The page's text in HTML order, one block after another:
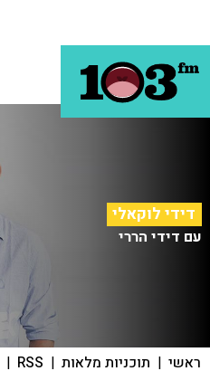
דידי לוקאלי
עם דידי הררי
ראשי | תוכניות מלאות |
RSS
|